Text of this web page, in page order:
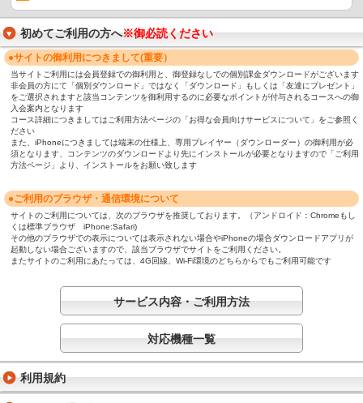
初めてご利用の方へ※御必読ください
●サイトの御利用につきまして(重要）
当サイトご利用には会員登録での御利用と、御登録なしでの個別課金ダウンロードがございます
非会員の方にて「個別ダウンロード」ではなく「ダウンロード」もしくは「友達にプレゼント」
をご選択されますと該当コンテンツを御利用するのに必要なポイントが付与されるコースへの御
入会案内となります
コース詳細につきましてはご利用方法ページの「お得な会員向けサービスについて」をご参照く
ださい
また、iPhoneにつきましては端末の仕様上、専用プレイヤー（ダウンローダー）の御利用が必
須となります、コンテンツのダウンロードより先にインストールが必要となりますので「ご利用
方法ページ」より、インストールをお願い致します
●ご利用のブラウザ・通信環境について
サイトのご利用については、次のブラウザを推奨しております。（アンドロイド：Chromeもし
くは標準ブラウザ iPhone:Safari)
その他のブラウザでの表示については表示されない場合やiPhoneの場合ダウンロードアプリが
起動しない場合ございますので、該当ブラウザでサイトをご利用ください。
またサイトのご利用にあたっては、4G回線、Wi-Fi環境のどちらからでもご利用可能です
サービス内容・ご利用方法
対応機種一覧
利用規約